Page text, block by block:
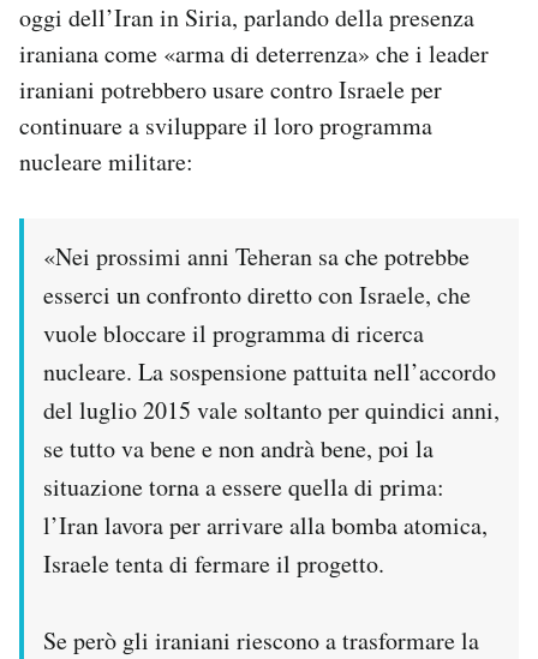
oggi dell’Iran in Siria, parlando della presenza
iraniana come «arma di deterrenza» che i leader
iraniani potrebbero usare contro Israele per
continuare a sviluppare il loro programma
nucleare militare:
«Nei prossimi anni Teheran sa che potrebbe
esserci un confronto diretto con Israele, che
vuole bloccare il programma di ricerca
nucleare. La sospensione pattuita nell’accordo
del luglio 2015 vale soltanto per quindici anni,
se tutto va bene e non andrà bene, poi la
situazione torna a essere quella di prima:
l’Iran lavora per arrivare alla bomba atomica,
Israele tenta di fermare il progetto.
Se però gli iraniani riescono a trasformare la